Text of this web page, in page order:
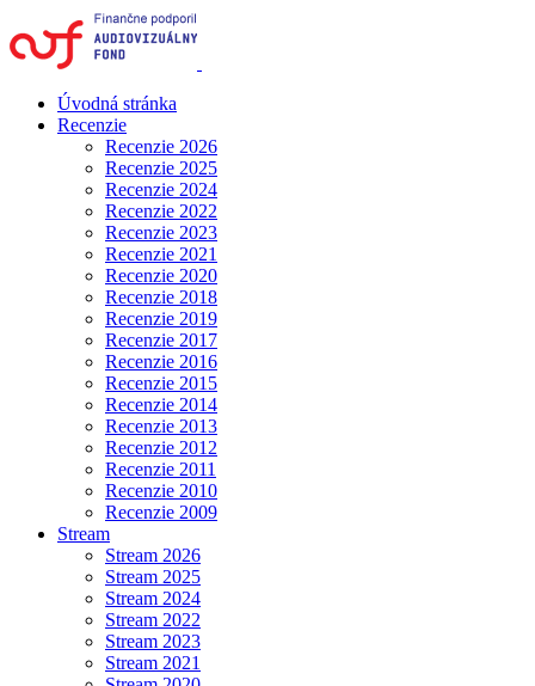
Úvodná stránka
Recenzie
Recenzie 2026
Recenzie 2025
Recenzie 2024
Recenzie 2022
Recenzie 2023
Recenzie 2021
Recenzie 2020
Recenzie 2018
Recenzie 2019
Recenzie 2017
Recenzie 2016
Recenzie 2015
Recenzie 2014
Recenzie 2013
Recenzie 2012
Recenzie 2011
Recenzie 2010
Recenzie 2009
Stream
Stream 2026
Stream 2025
Stream 2024
Stream 2022
Stream 2023
Stream 2021